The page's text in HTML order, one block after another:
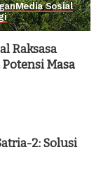
Media Sosial
Raksasa
Masa
2: Solusi